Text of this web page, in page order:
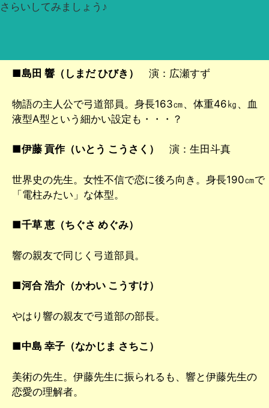
さらいしてみましょう♪
■島田 響（しまだ ひびき） 演：広瀬すず
物語の主人公で弓道部員。身長163㎝、体重46㎏、血
液型A型という細かい設定も・・・？
■伊藤 貢作（いとう こうさく） 演：生田斗真
世界史の先生。女性不信で恋に後ろ向き。身長190㎝で
「電柱みたい」な体型。
■千草 恵（ちぐさ めぐみ）
響の親友で同じく弓道部員。
■河合 浩介（かわい こうすけ）
やはり響の親友で弓道部の部長。
■中島 幸子（なかじま さちこ）
美術の先生。伊藤先生に振られるも、響と伊藤先生の
恋愛の理解者。